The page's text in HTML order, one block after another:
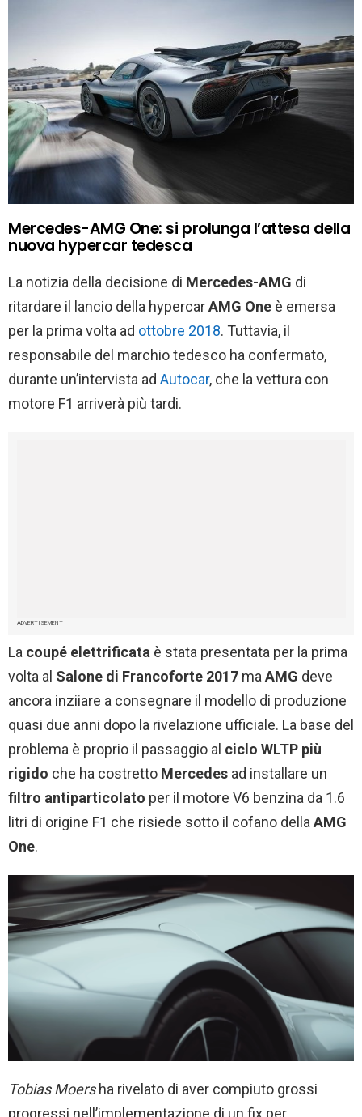
Mercedes-AMG One: si prolunga l’attesa della
nuova hypercar tedesca
La notizia della decisione di Mercedes-AMG di
ritardare il lancio della hypercarAMG One è emersa
per la prima volta ad ottobre 2018. Tuttavia, il
responsabile del marchio tedesco ha confermato,
durante un’intervista ad Autocar, che la vettura con
motore F1 arriverà più tardi.
ADVERTISEMENT
La coupé elettrificata è stata presentata per la prima
volta al Salone di Francoforte 2017 ma AMG deve
ancora inziiare a consegnare il modello di produzione
quasi due anni dopo la rivelazione ufficiale. La base del
problema è proprio il passaggio al ciclo WLTP più
rigido che ha costretto Mercedes ad installare un
filtro antiparticolato per il motore V6 benzina da 1.6
litri di origine F1 che risiede sotto il cofano della AMG
One.
Tobias Moersha rivelato di aver compiuto grossi
progressi nell’implementazione di un fix per